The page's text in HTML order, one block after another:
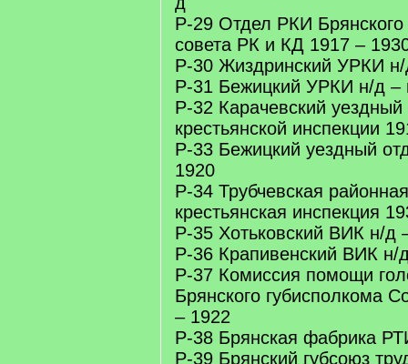
Р-29 Отдел РКИ Брянского
совета РК и КД 1917 –
Р-30 Жиздринский УРКИ
Р-31 Бежицкий УРКИ н/д –
Р-32 Карачевский уездный
крестьянской инспекции
Р-33 Бежицкий уездный
1920
Р-34 Трубчевская
крестьянская инспекция
Р-35 Хотьковский ВИК н/д
Р-36 Крапивенский ВИК н/
Р-37 Комиссия помощи
Брянского губисполкома
– 1922
Р-38 Брянская фабрика
Р-39 Брянский губсоюз